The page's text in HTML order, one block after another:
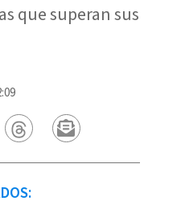
que superan sus